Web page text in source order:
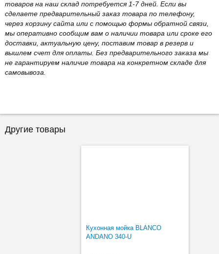
товаров на наш склад потребуется 1-7 дней. Если вы
сделаете предварительный заказ товара по телефону,
через корзину сайта или с помощью формы обратной связи,
мы оперативно сообщим вам о наличии товара или сроке его
доставки, актуальную цену, поставим товар в резерв и
вышлем счет для оплаты. Без предварительного заказа мы
не гарантируем наличие товара на конкретном складе для
самовывоза.
Другие товары
Кухонная мойка BLANCO
ANDANO 340-U